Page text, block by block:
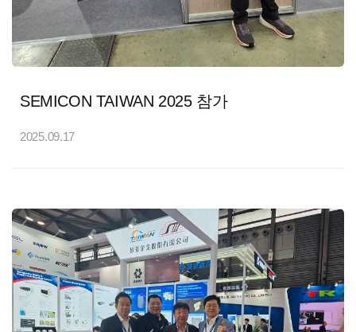
SEMICON TAIWAN 2025 참가
2025.09.17